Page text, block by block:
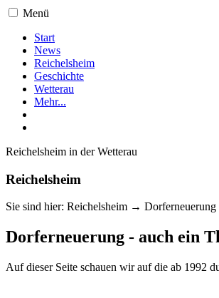
Menü
Start
News
Reichelsheim
Geschichte
Wetterau
Mehr...
Reichelsheim in der Wetterau
Reichelsheim
Sie sind hier: Reichelsheim → Dorferneuerung
Dorferneuerung - auch ein
Auf dieser Seite schauen wir auf die ab 1992